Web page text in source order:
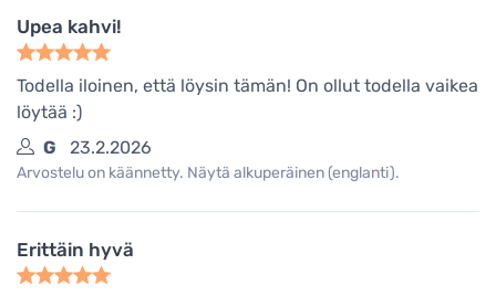
Upea kahvi!
Todella iloinen, että löysin tämän! On ollut todella vaikea
löytää :)
G
23.2.2026
Arvostelu on käännetty. Näytä alkuperäinen (englanti).
Erittäin hyvä